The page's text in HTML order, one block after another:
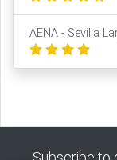
AENA - Sevilla